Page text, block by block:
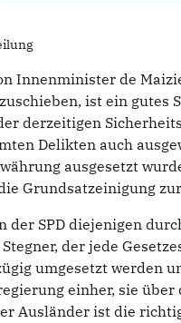
Innenminister de
ist ein gutes
derzeitigen
Delikten auch
ausgesetzt
Grundsatzeinigung
der SPD diejenigen
der jede
umgesetzt werden
einher, sie
Ausländer ist die